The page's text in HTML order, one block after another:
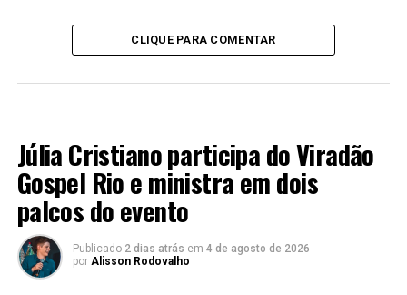
CLIQUE PARA COMENTAR
Júlia Cristiano participa do Viradão
Gospel Rio e ministra em dois
palcos do evento
Publicado 2 dias atrás em 4 de agosto de 2026
por Alisson Rodovalho